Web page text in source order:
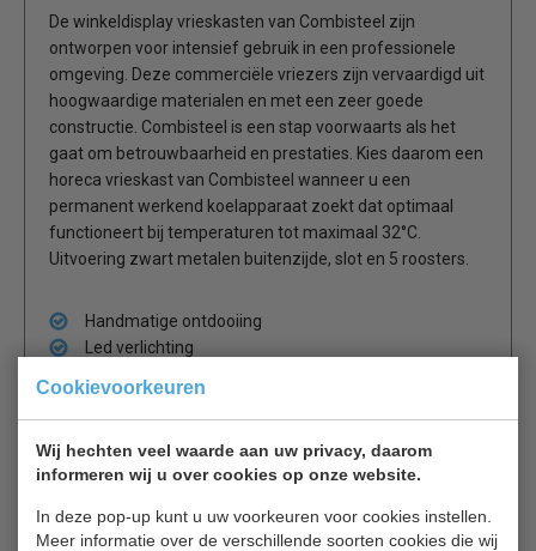
Cookievoorkeuren
Wij hechten veel waarde aan uw privacy, daarom
informeren wij u over cookies op onze website.
In deze pop-up kunt u uw voorkeuren voor cookies instellen.
Meer informatie over de verschillende soorten cookies die wij
De winkeldisplay vrieskasten van Combisteel zijn
ontworpen voor intensief gebruik in een professionele
omgeving. Deze commerciële vriezers zijn vervaardigd uit
hoogwaardige materialen en met een zeer goede
constructie. Combisteel is een stap voorwaarts als het
gaat om betrouwbaarheid en prestaties. Kies daarom een
horeca vrieskast van Combisteel wanneer u een
permanent werkend koelapparaat zoekt dat optimaal
functioneert bij temperaturen tot maximaal 32°C.
Uitvoering zwart metalen buitenzijde, slot en 5 roosters.
Handmatige ontdooiing
Led verlichting
Slot